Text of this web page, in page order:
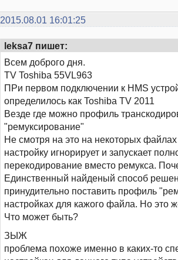
2015.08.01 16:01:25
leksa7 пишет:
Всем доброго дня.
TV Toshiba 55VL963
ПРи первом подключении к HMS
определилось как Toshiba TV 2011
Везде где можно профиль
"ремуксирование"
Не смотря на это на некоторых файлах
настройку игнорирует и запускает
перекодирование вместо ремукса.
Единственный найденый способ
принудительно поставить профиль
настройках для кажого файла. Но это
Что может быть?
ЗЫЖ
проблема похоже именно в каких-то